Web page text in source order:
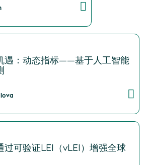
遇：动态指标——基于人工智能
过可验证LEI（vLEI）增强全球